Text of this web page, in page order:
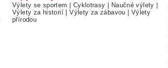
Výlety se sportem Cyklotrasy Naučné výlety
Výlety za historií |Výlety za zábavou
Výlety
přírodou